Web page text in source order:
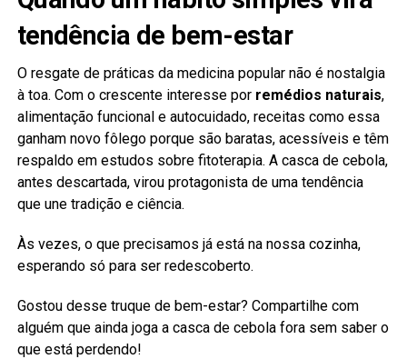
tendência de bem-estar
O resgate de práticas da medicina popular não é nostalgia
à toa. Com o crescente interesse por remédios naturais,
alimentação funcional e autocuidado, receitas como essa
ganham novo fôlego porque são baratas, acessíveis e têm
respaldo em estudos sobre fitoterapia. A casca de cebola,
antes descartada, virou protagonista de uma tendência
que une tradição e ciência.
Às vezes, o que precisamos já está na nossa cozinha,
esperando só para ser redescoberto.
Gostou desse truque de bem-estar? Compartilhe com
alguém que ainda joga a casca de cebola fora sem saber o
que está perdendo!